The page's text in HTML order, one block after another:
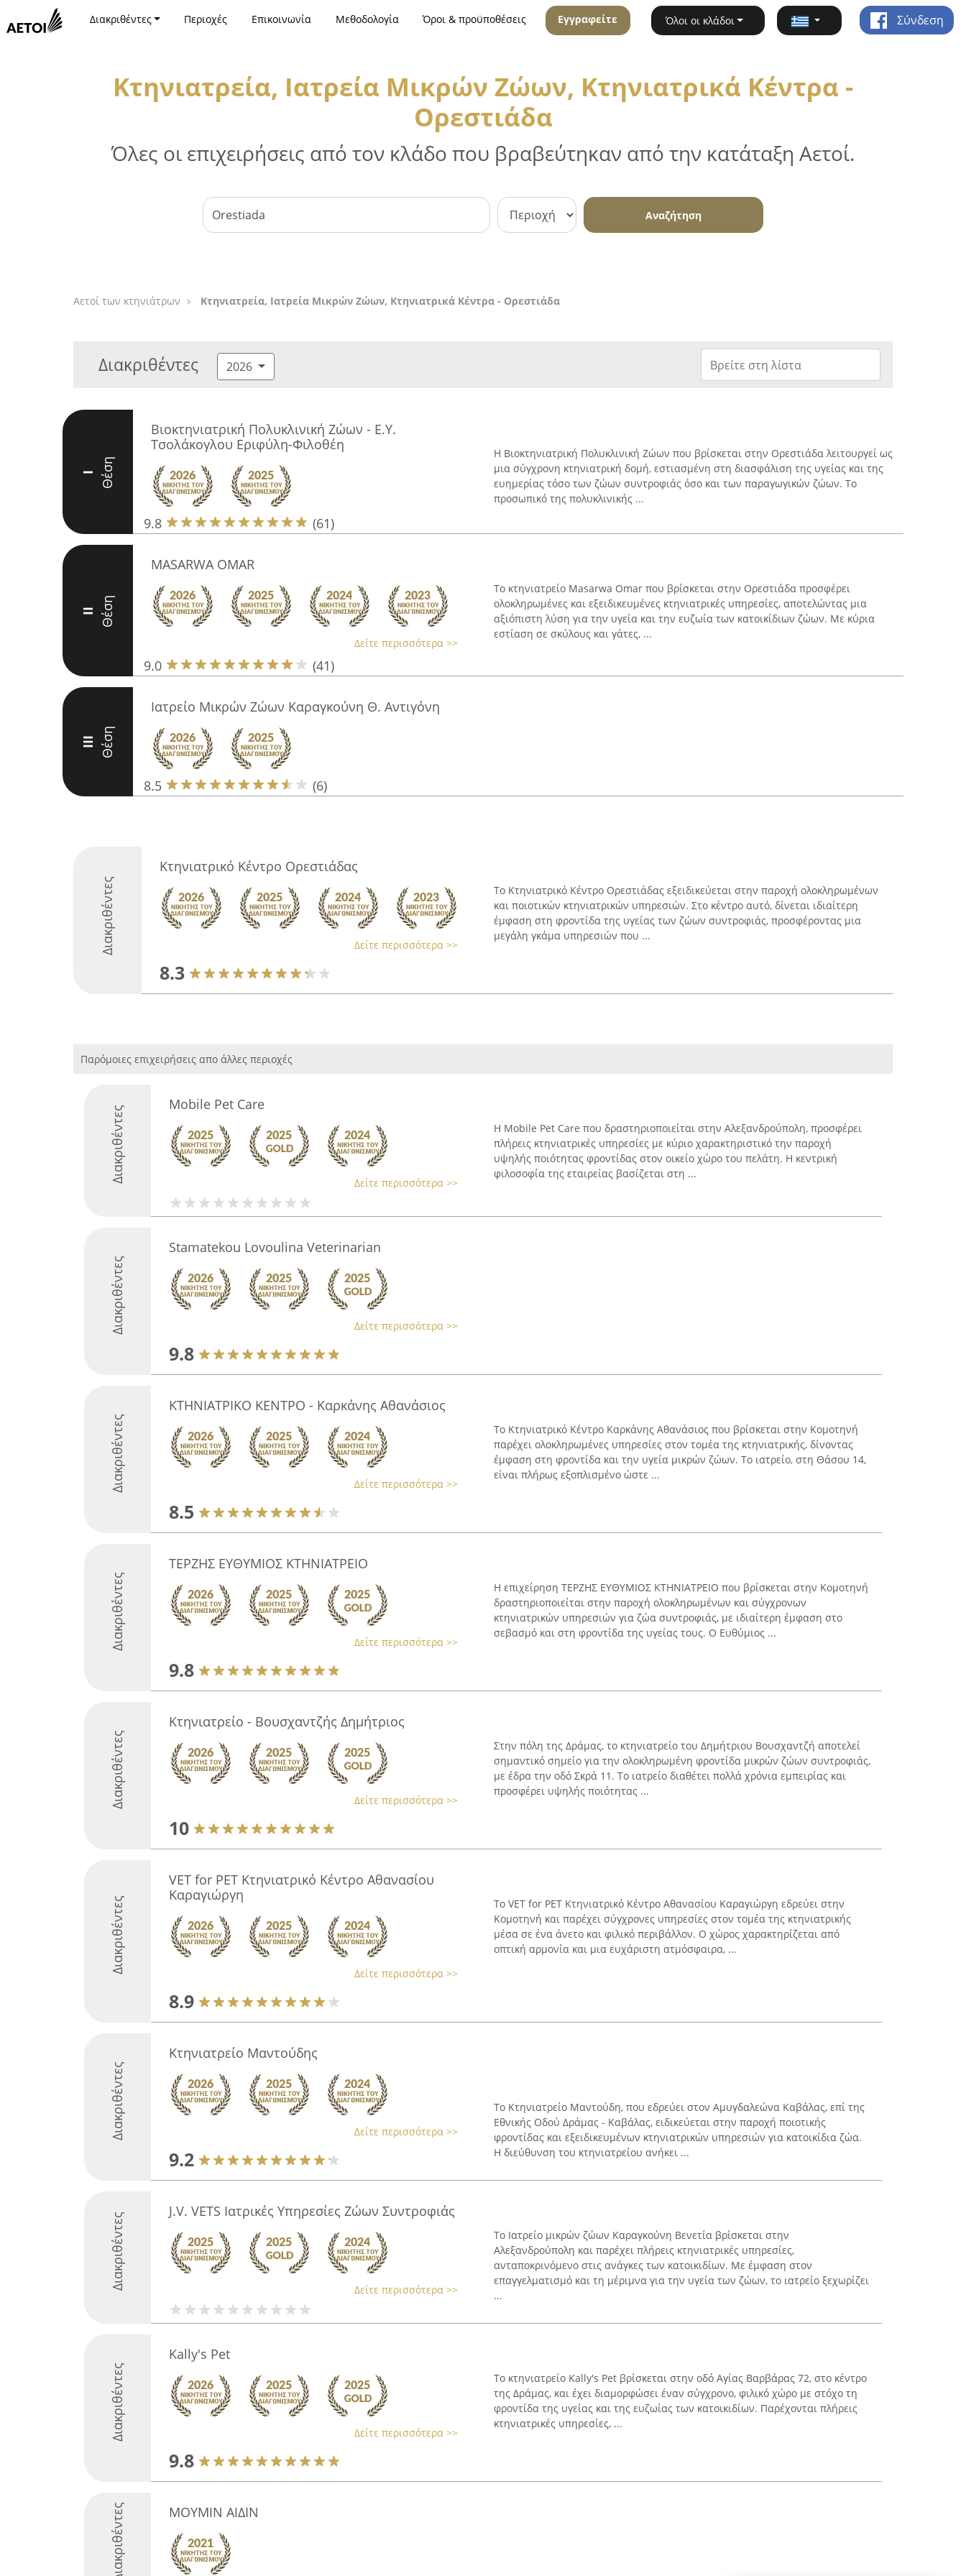
Διακριθέντες Περιοχές Επικοινωνία Μεθοδολογία Όροι & προϋποθέσεις Εγγραφείτε Όλοι οι κλάδοι Σύνδεση
Κτηνιατρεία, Ιατρεία Μικρών Ζώων, Κτηνιατρικά Κέντρα -
Ορεστιάδα
Όλες οι επιχειρήσεις από τον κλάδο που βραβεύτηκαν από την κατάταξη Αετοί.
Αναζήτηση
Αετοί των κτηνιάτρων Κτηνιατρεία, Ιατρεία Μικρών Ζώων, Κτηνιατρικά Κέντρα - Ορεστιάδα
Διακριθέντες 2026
I Θέση
Βιοκτηνιατρική Πολυκλινική Ζώων - Ε.Υ.
Τσολάκογλου Εριφύλη-Φιλοθέη
9.8 (61)
Η Βιοκτηνιατρική Πολυκλινική Ζώων που βρίσκεται στην Ορεστιάδα λειτουργεί ως
μια σύγχρονη κτηνιατρική δομή, εστιασμένη στη διασφάλιση της υγείας και της
ευημερίας τόσο των ζώων συντροφιάς όσο και των παραγωγικών ζώων. Το
προσωπικό της πολυκλινικής ...
II Θέση
MASARWA OMAR
Δείτε περισσότερα >>
9.0 (41)
Το κτηνιατρείο Masarwa Omar που βρίσκεται στην Ορεστιάδα προσφέρει
ολοκληρωμένες και εξειδικευμένες κτηνιατρικές υπηρεσίες, αποτελώντας μια
αξιόπιστη λύση για την υγεία και την ευζωία των κατοικίδιων ζώων. Με κύρια
εστίαση σε σκύλους και γάτες, ...
III Θέση
Ιατρείο Μικρών Ζώων Καραγκούνη Θ. Αντιγόνη
8.5 (6)
Διακριθέντες
Κτηνιατρικό Κέντρο Ορεστιάδας
Δείτε περισσότερα >>
8.3
Το Κτηνιατρικό Κέντρο Ορεστιάδας εξειδικεύεται στην παροχή ολοκληρωμένων
και ποιοτικών κτηνιατρικών υπηρεσιών. Στο κέντρο αυτό, δίνεται ιδιαίτερη
έμφαση στη φροντίδα της υγείας των ζώων συντροφιάς, προσφέροντας μια
μεγάλη γκάμα υπηρεσιών που ...
Παρόμοιες επιχειρήσεις απο άλλες περιοχές
Διακριθέντες
Mobile Pet Care
Δείτε περισσότερα >>
Η Mobile Pet Care που δραστηριοποιείται στην Αλεξανδρούπολη, προσφέρει
πλήρεις κτηνιατρικές υπηρεσίες με κύριο χαρακτηριστικό την παροχή
υψηλής ποιότητας φροντίδας στον οικείο χώρο του πελάτη. Η κεντρική
φιλοσοφία της εταιρείας βασίζεται στη ...
Διακριθέντες
Stamatekou Lovoulina Veterinarian
Δείτε περισσότερα >>
9.8
Διακριθέντες
ΚΤΗΝΙΑΤΡΙΚΟ ΚΕΝΤΡΟ - Καρκάνης Αθανάσιος
Δείτε περισσότερα >>
8.5
Το Κτηνιατρικό Κέντρο Καρκάνης Αθανάσιος που βρίσκεται στην Κομοτηνή
παρέχει ολοκληρωμένες υπηρεσίες στον τομέα της κτηνιατρικής, δίνοντας
έμφαση στη φροντίδα και την υγεία μικρών ζώων. Το ιατρείο, στη Θάσου 14,
είναι πλήρως εξοπλισμένο ώστε ...
Διακριθέντες
ΤΕΡΖΗΣ ΕΥΘΥΜΙΟΣ ΚΤΗΝΙΑΤΡΕΙΟ
Δείτε περισσότερα >>
9.8
Η επιχείρηση ΤΕΡΖΗΣ ΕΥΘΥΜΙΟΣ ΚΤΗΝΙΑΤΡΕΙΟ που βρίσκεται στην Κομοτηνή
δραστηριοποιείται στην παροχή ολοκληρωμένων και σύγχρονων
κτηνιατρικών υπηρεσιών για ζώα συντροφιάς, με ιδιαίτερη έμφαση στο
σεβασμό και στη φροντίδα της υγείας τους. Ο Ευθύμιος ...
Διακριθέντες
Κτηνιατρείο - Βουσχαντζής Δημήτριος
Δείτε περισσότερα >>
10
Στην πόλη της Δράμας, το κτηνιατρείο του Δημήτριου Βουσχαντζή αποτελεί
σημαντικό σημείο για την ολοκληρωμένη φροντίδα μικρών ζώων συντροφιάς,
με έδρα την οδό Σκρά 11. Το ιατρείο διαθέτει πολλά χρόνια εμπειρίας και
προσφέρει υψηλής ποιότητας ...
Διακριθέντες
VET for PET Κτηνιατρικό Κέντρο Αθανασίου
Καραγιώργη
Δείτε περισσότερα >>
8.9
Το VET for PET Κτηνιατρικό Κέντρο Αθανασίου Καραγιώργη εδρεύει στην
Κομοτηνή και παρέχει σύγχρονες υπηρεσίες στον τομέα της κτηνιατρικής
μέσα σε ένα άνετο και φιλικό περιβάλλον. Ο χώρος χαρακτηρίζεται από
οπτική αρμονία και μια ευχάριστη ατμόσφαιρα, ...
Διακριθέντες
Κτηνιατρείο Μαντούδης
Δείτε περισσότερα >>
9.2
Το Κτηνιατρείο Μαντούδη, που εδρεύει στον Αμυγδαλεώνα Καβάλας, επί της
Εθνικής Οδού Δράμας - Καβάλας, ειδικεύεται στην παροχή ποιοτικής
φροντίδας και εξειδικευμένων κτηνιατρικών υπηρεσιών για κατοικίδια ζώα.
Η διεύθυνση του κτηνιατρείου ανήκει ...
Διακριθέντες
J.V. VETS Ιατρικές Υπηρεσίες Ζώων Συντροφιάς
Δείτε περισσότερα >>
Το Ιατρείο μικρών ζώων Καραγκούνη Βενετία βρίσκεται στην
Αλεξανδρούπολη και παρέχει πλήρεις κτηνιατρικές υπηρεσίες,
ανταποκρινόμενο στις ανάγκες των κατοικιδίων. Με έμφαση στον
επαγγελματισμό και τη μέριμνα για την υγεία των ζώων, το ιατρείο ξεχωρίζει
...
Διακριθέντες
Kally's Pet
Δείτε περισσότερα >>
9.8
Το κτηνιατρείο Kally's Pet βρίσκεται στην οδό Αγίας Βαρβάρας 72, στο κέντρο
της Δράμας, και έχει διαμορφώσει έναν σύγχρονο, φιλικό χώρο με στόχο τη
φροντίδα της υγείας και της ευζωίας των κατοικιδίων. Παρέχονται πλήρεις
κτηνιατρικές υπηρεσίες, ...
Διακριθέντες ΜΟΥΜΙΝ ΑΙΔΙΝ